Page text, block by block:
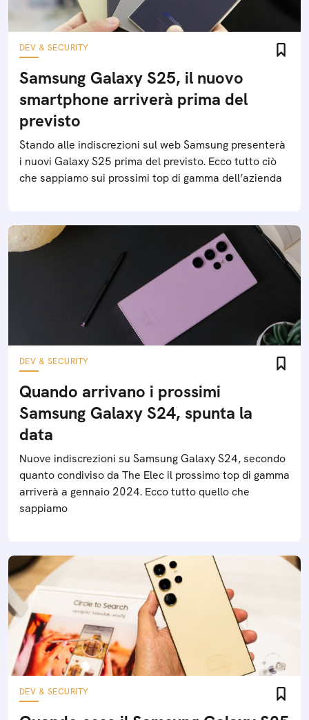
DEV & SECURITY
Samsung Galaxy S25, il nuovo
smartphone arriverà prima del
previsto
Stando alle indiscrezioni sul web Samsung presenterà
i nuovi Galaxy S25 prima del previsto. Ecco tutto ciò
che sappiamo sui prossimi top di gamma dell’azienda
DEV & SECURITY
Quando arrivano i prossimi
Samsung Galaxy S24, spunta la
data
Nuove indiscrezioni su Samsung Galaxy S24, secondo
quanto condiviso da The Elec il prossimo top di gamma
arriverà a gennaio 2024. Ecco tutto quello che
sappiamo
DEV & SECURITY